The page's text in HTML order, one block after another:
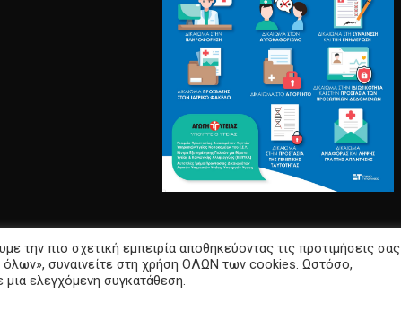
την πιο σχετική εμπειρία αποθηκεύοντας τις προτιμήσεις σας
συναινείτε στη χρήση ΟΛΩΝ των cookies. Ωστόσο,
μια ελεγχόμενη συγκατάθεση.